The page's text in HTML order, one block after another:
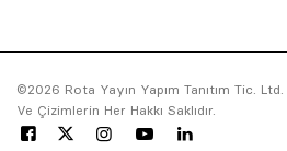
©2026 Rota Yayın Yapım Tanıtım Tic.
Ve Çizimlerin Her Hakkı Saklıdır.
Asquared WordPress Agency